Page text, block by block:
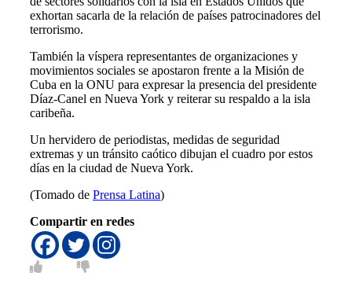
exhortan sacarla de la relación de países patrocinadores del
terrorismo.
También la víspera representantes de organizaciones y
movimientos sociales se apostaron frente a la Misión de
Cuba en la ONU para expresar la presencia del presidente
Díaz-Canel en Nueva York y reiterar su respaldo a la isla
caribeña.
Un hervidero de periodistas, medidas de seguridad
extremas y un tránsito caótico dibujan el cuadro por estos
días en la ciudad de Nueva York.
(Tomado de Prensa Latina)
Compartir en redes